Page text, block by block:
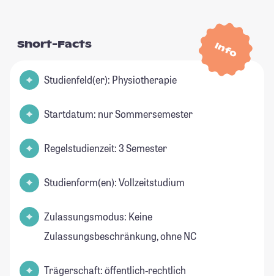
Info
Short-Facts
Studienfeld(er): Physiotherapie
Startdatum: nur Sommersemester
Regelstudienzeit: 3 Semester
Studienform(en): Vollzeitstudium
Zulassungsmodus: Keine
Zulassungsbeschränkung, ohne NC
Trägerschaft: öffentlich-rechtlich